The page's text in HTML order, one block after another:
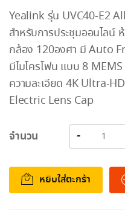
Yealink รุ่น UVC40-E2
สำหรับการประชุมออนไลน์
กล้อง 120องศา มี Auto
มีไมโครโฟน แบบ 8
ความละเอียด 4K Ultra-
Electric Lens Cap
จำนวน
หยิบใส่ตะกร้า